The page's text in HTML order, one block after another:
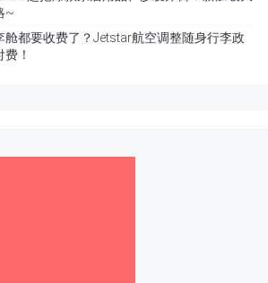
~
舱都要收费了？Jetstar航空调整随身行李政
！